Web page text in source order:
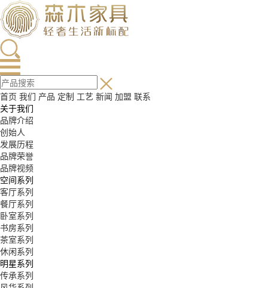
首页 我们 产品 定制 工艺 新闻 加盟 联系
关于我们
品牌介绍
创始人
发展历程
品牌荣誉
品牌视频
空间系列
客厅系列
餐厅系列
卧室系列
书房系列
茶室系列
休闲系列
明星系列
传承系列